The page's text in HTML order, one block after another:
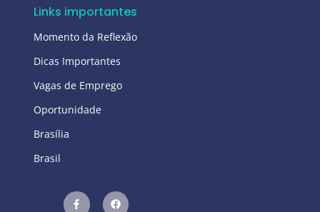
Links importantes
Momento da Reflexão
Dicas Importantes
Vagas de Emprego
Oportunidade
Brasília
Brasil